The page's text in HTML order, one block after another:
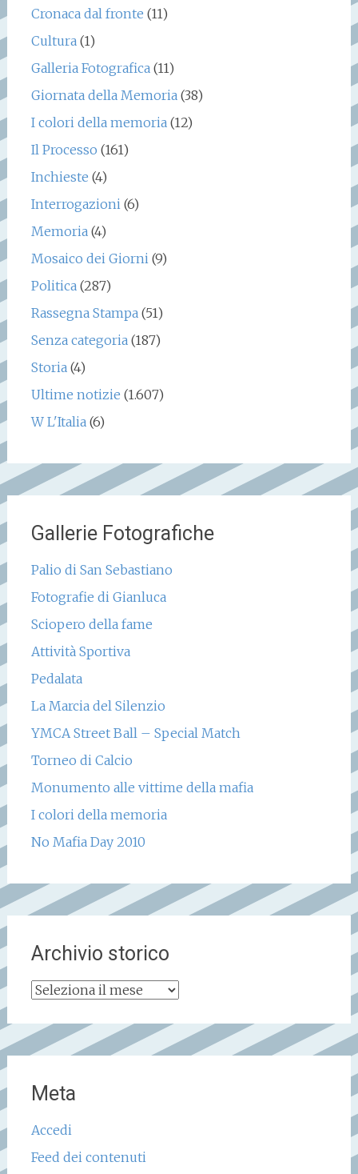
Cronaca dal fronte (11)
Cultura (1)
Galleria Fotografica (11)
Giornata della Memoria (38)
I colori della memoria (12)
Il Processo (161)
Inchieste (4)
Interrogazioni (6)
Memoria (4)
Mosaico dei Giorni (9)
Politica (287)
Rassegna Stampa (51)
Senza categoria (187)
Storia (4)
Ultime notizie (1.607)
W L'Italia (6)
Gallerie Fotografiche
Palio di San Sebastiano
Fotografie di Gianluca
Sciopero della fame
Attività Sportiva
Pedalata
La Marcia del Silenzio
YMCA Street Ball – Special Match
Torneo di Calcio
Monumento alle vittime della mafia
I colori della memoria
No Mafia Day 2010
Archivio storico
Archivio
Meta
Accedi
Feed dei contenuti